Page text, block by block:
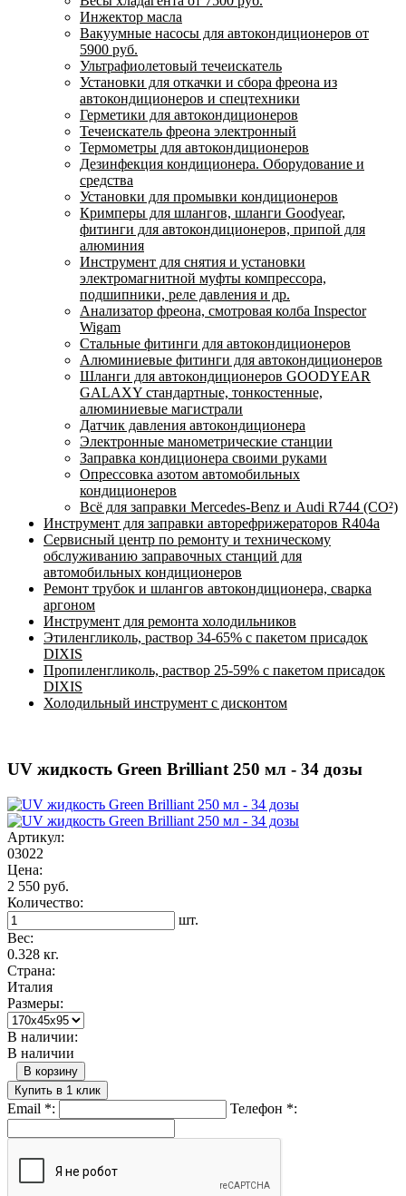
Инжектор масла
Вакуумные насосы для автокондиционеров от
5900 руб.
Ультрафиолетовый течеискатель
Установки для откачки и сбора фреона из
автокондиционеров и спецтехники
Герметики для автокондиционеров
Течеискатель фреона электронный
Термометры для автокондиционеров
Дезинфекция кондиционера. Оборудование и
средства
Установки для промывки кондиционеров
Кримперы для шлангов, шланги Goodyear,
фитинги для автокондиционеров, припой для
алюминия
Инструмент для снятия и установки
электромагнитной муфты компрессора,
подшипники, реле давления и др.
Анализатор фреона, смотровая колба Inspector
Wigam
Стальные фитинги для автокондиционеров
Алюминиевые фитинги для автокондиционеров
Шланги для автокондиционеров GOODYEAR
GALAXY стандартные, тонкостенные,
алюминиевые магистрали
Датчик давления автокондиционера
Электронные манометрические станции
Заправка кондиционера своими руками
Опрессовка азотом автомобильных
кондиционеров
Всё для заправки Mercedes-Benz и Audi R744 (CO²)
Инструмент для заправки авторефрижераторов R404a
Сервисный центр по ремонту и техническому
обслуживанию заправочных станций для
автомобильных кондиционеров
Ремонт трубок и шлангов автокондиционера, сварка
аргоном
Инструмент для ремонта холодильников
Этиленгликоль, раствор 34-65% с пакетом присадок
DIXIS
Пропиленгликоль, раствор 25-59% с пакетом присадок
DIXIS
Холодильный инструмент с дисконтом
UV жидкость Green Brilliant 250 мл - 34 дозы
Артикул:
03022
Цена:
2 550 руб.
Количество:
шт.
Вес:
0.328 кг.
Страна:
Италия
Размеры:
В наличии:
В наличии
В корзину
Купить в 1 клик
Email *: Телефон *: